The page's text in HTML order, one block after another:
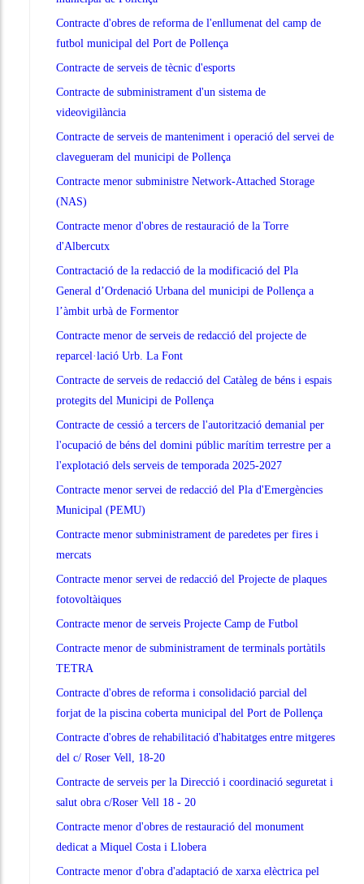
Contracte d'obres de reforma de l'enllumenat del camp de
futbol municipal del Port de Pollença
Contracte de serveis de tècnic d'esports
Contracte de subministrament d'un sistema de
videovigilància
Contracte de serveis de manteniment i operació del servei de
clavegueram del municipi de Pollença
Contracte menor subministre Network-Attached Storage
(NAS)
Contracte menor d'obres de restauració de la Torre
d'Albercutx
Contractació de la redacció de la modificació del Pla
General d’Ordenació Urbana del municipi de Pollença a
l’àmbit urbà de Formentor
Contracte menor de serveis de redacció del projecte de
reparcel·lació Urb. La Font
Contracte de serveis de redacció del Catàleg de béns i espais
protegits del Municipi de Pollença
Contracte de cessió a tercers de l'autorització demanial per
l'ocupació de béns del domini públic marítim terrestre per a
l'explotació dels serveis de temporada 2025-2027
Contracte menor servei de redacció del Pla d'Emergències
Municipal (PEMU)
Contracte menor subministrament de paredetes per fires i
mercats
Contracte menor servei de redacció del Projecte de plaques
fotovoltàiques
Contracte menor de serveis Projecte Camp de Futbol
Contracte menor de subministrament de terminals portàtils
TETRA
Contracte d'obres de reforma i consolidació parcial del
forjat de la piscina coberta municipal del Port de Pollença
Contracte d'obres de rehabilitació d'habitatges entre mitgeres
del c/ Roser Vell, 18-20
Contracte de serveis per la Direcció i coordinació seguretat i
salut obra c/Roser Vell 18 - 20
Contracte menor d'obres de restauració del monument
dedicat a Miquel Costa i Llobera
Contracte menor d'obra d'adaptació de xarxa elèctrica pel